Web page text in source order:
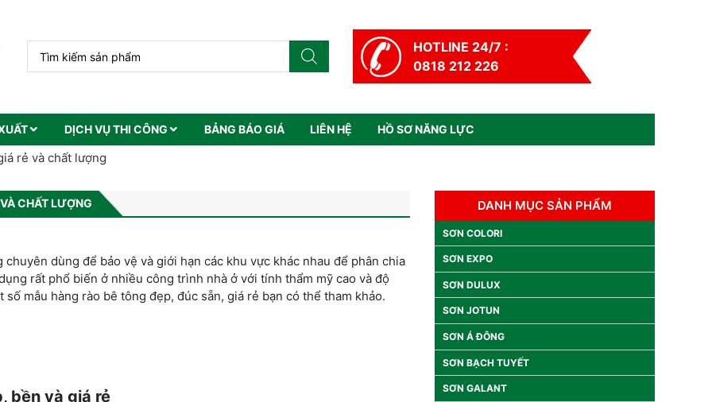
HOTLINE 24/7 :
0818 212 226
DỊCH VỤ THI CÔNG BẢNG BÁO GIÁ LIÊN HỆ HỒ SƠ NĂNG LỰC
rẻ và chất lượng
CHẤT LƯỢNG
dùng để bảo vệ và giới hạn các khu vực khác nhau để phân chia
rất phổ biến ở nhiều công trình nhà ở với tính thẩm mỹ cao và độ
mẫu hàng rào bê tông đẹp, đúc sẵn, giá rẻ bạn có thể tham khảo.
bền và giá rẻ
DANH MỤC SẢN PHẨM
SƠN COLORI
SƠN EXPO
SƠN DULUX
SƠN JOTUN
SƠN Á ĐÔNG
SƠN BẠCH TUYẾT
SƠN GALANT